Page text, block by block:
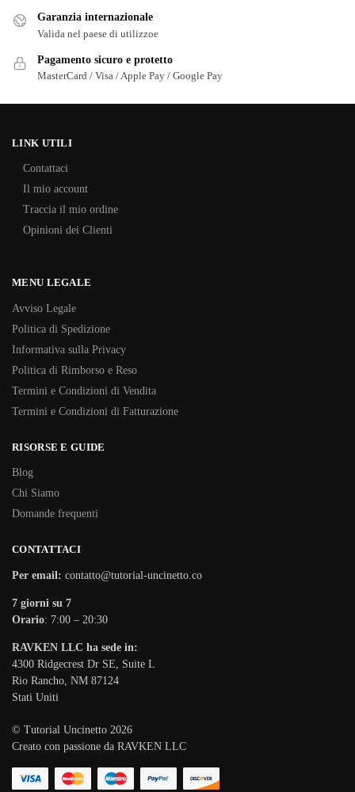
Garanzia internazionale
Valida nel paese di utilizzoe
Pagamento sicuro e protetto
MasterCard / Visa / Apple Pay / Google Pay
LINK UTILI
Contattaci
Il mio account
Traccia il mio ordine
Opinioni dei Clienti
MENU LEGALE
Avviso Legale
Politica di Spedizione
Informativa sulla Privacy
Politica di Rimborso e Reso
Termini e Condizioni di Vendita
Termini e Condizioni di Fatturazione
RISORSE E GUIDE
Blog
Chi Siamo
Domande frequenti
CONTATTACI
Per email: contatto@tutorial-uncinetto.co
7 giorni su 7
Orario: 7:00 – 20:30
RAVKEN LLC ha sede in:
4300 Ridgecrest Dr SE, Suite L
Rio Rancho, NM 87124
Stati Uniti
© Tutorial Uncinetto 2026
Creato con passione da RAVKEN LLC